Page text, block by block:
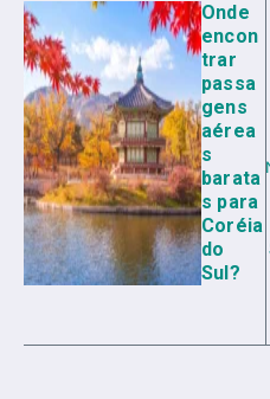
Onde
encon
trar
passa
gens
aérea
s
barata
s para
Coréia
do
Sul?